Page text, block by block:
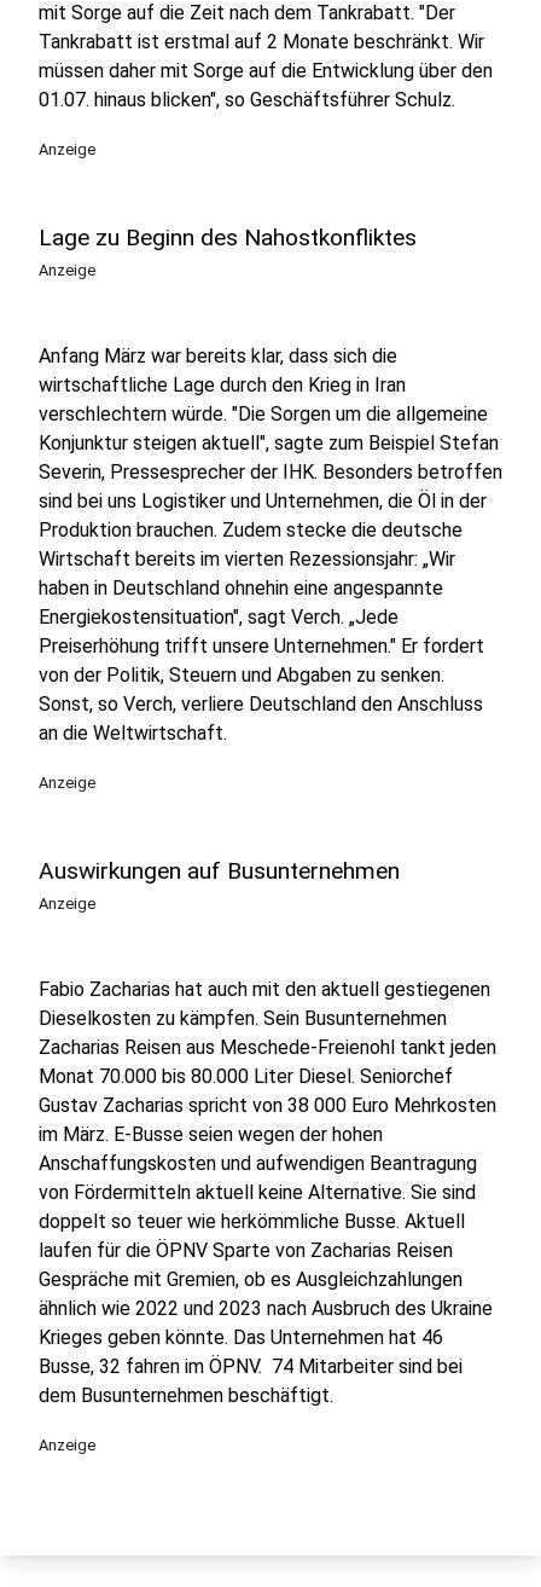
mit Sorge auf die Zeit nach dem Tankrabatt. "Der
Tankrabatt ist erstmal auf 2 Monate beschränkt. Wir
müssen daher mit Sorge auf die Entwicklung über den
01.07. hinaus blicken", so Geschäftsführer Schulz.
Anzeige
Lage zu Beginn des Nahostkonfliktes
Anzeige
Anfang März war bereits klar, dass sich die
wirtschaftliche Lage durch den Krieg in Iran
verschlechtern würde. "Die Sorgen um die allgemeine
Konjunktur steigen aktuell", sagte zum Beispiel Stefan
Severin, Pressesprecher der IHK. Besonders betroffen
sind bei uns Logistiker und Unternehmen, die Öl in der
Produktion brauchen. Zudem stecke die deutsche
Wirtschaft bereits im vierten Rezessionsjahr: „Wir
haben in Deutschland ohnehin eine angespannte
Energiekostensituation", sagt Verch. „Jede
Preiserhöhung trifft unsere Unternehmen." Er fordert
von der Politik, Steuern und Abgaben zu senken.
Sonst, so Verch, verliere Deutschland den Anschluss
an die Weltwirtschaft.
Anzeige
Auswirkungen auf Busunternehmen
Anzeige
Fabio Zacharias hat auch mit den aktuell gestiegenen
Dieselkosten zu kämpfen. Sein Busunternehmen
Zacharias Reisen aus Meschede-Freienohl tankt jeden
Monat 70.000 bis 80.000 Liter Diesel. Seniorchef
Gustav Zacharias spricht von 38 000 Euro Mehrkosten
im März. E-Busse seien wegen der hohen
Anschaffungskosten und aufwendigen Beantragung
von Fördermitteln aktuell keine Alternative. Sie sind
doppelt so teuer wie herkömmliche Busse. Aktuell
laufen für die ÖPNV Sparte von Zacharias Reisen
Gespräche mit Gremien, ob es Ausgleichzahlungen
ähnlich wie 2022 und 2023 nach Ausbruch des Ukraine
Krieges geben könnte. Das Unternehmen hat 46
Busse, 32 fahren im ÖPNV. 74 Mitarbeiter sind bei
dem Busunternehmen beschäftigt.
Anzeige